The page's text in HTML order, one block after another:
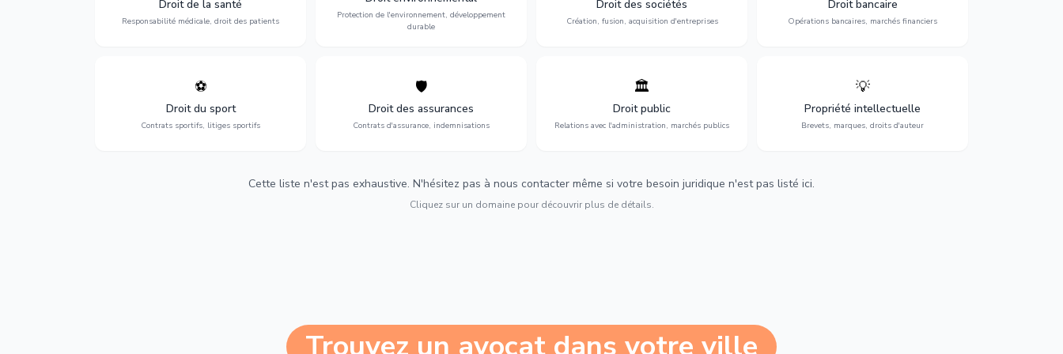
Droit de la santé
Responsabilité médicale, droit des patients
et indemnisation.
Protection de l'environnement, développement
durable
développement durable.
Droit des sociétés
Création, fusion, acquisition d'entreprises
restructuration.
Droit bancaire
Opérations bancaires, marchés financiers
régulation.
⚽
Droit du sport
Contrats sportifs, litiges sportifs
Expertise en droit sportif : contrats de
sportifs, transferts, sponsoring et
contentieux.
🛡️
Droit des assurances
Contrats d'assurance, indemnisations
Défense de vos intérêts : contrats
d'assurance, sinistres et indemnisations
optimales.
🏛️
Droit public
Relations avec l'administration, marchés publics
Gestion de vos relations avec
l'administration : marchés publics,
urbanisme et contentieux.
💡
Propriété intellectuelle
Brevets, marques, droits d'auteur
Protection de vos créations : brevets,
marques, droits d'auteur et lutte contre la
contrefaçon.
Cette liste n'est pas exhaustive. N'hésitez pas à nous contacter même si votre besoin juridique n'est pas listé ici.
Cliquez sur un domaine pour découvrir plus de détails.